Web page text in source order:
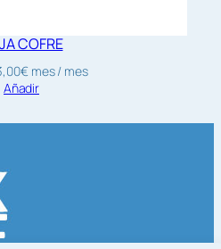
COFRE
€mes/ mes
Añadir